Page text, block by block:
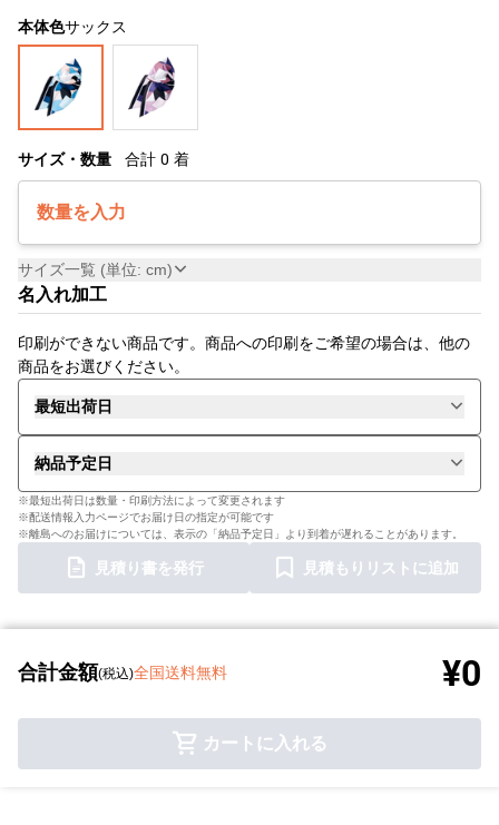
本体色サックス
サイズ・数量 合計 0 着
数量を入力
サイズ一覧 (単位: cm)
名入れ加工
印刷ができない商品です。商品への印刷をご希望の場合は、他の
商品をお選びください。
最短出荷日
納品予定日
※最短出荷日は数量・印刷方法によって変更されます
※配送情報入力ページでお届け日の指定が可能です
※離島へのお届けについては、表示の「納品予定日」より到着が遅れることがあります。
見積り書を発行 見積もりリストに追加
合計金額(税込)全国送料無料 ¥0
カートに入れる